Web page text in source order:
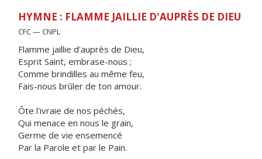
HYMNE : FLAMME JAILLIE D'AUPRÈS DE DIEU
CFC — CNPL
Flamme jaillie d'auprès de Dieu,
Esprit Saint, embrase-nous ;
Comme brindilles au même feu,
Fais-nous brûler de ton amour.
Ôte l'ivraie de nos péchés,
Qui menace en nous le grain,
Germe de vie ensemencé
Par la Parole et par le Pain.